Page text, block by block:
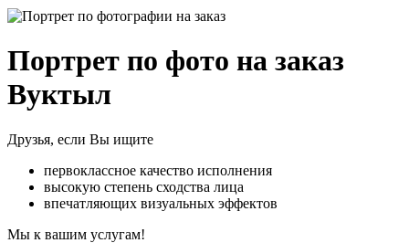
Портрет по фото на заказ
Вуктыл
Друзья, если Вы ищите
первоклассное качество исполнения
высокую степень сходства лица
впечатляющих визуальных эффектов
Мы к вашим услугам!